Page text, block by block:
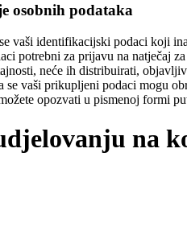
osobnih podataka
vaši identifikacijski podaci koji
potrebni za prijavu na natječaj
neće ih distribuirati,
se vaši prikupljeni podaci mogu
opozvati u pismenoj formi
na